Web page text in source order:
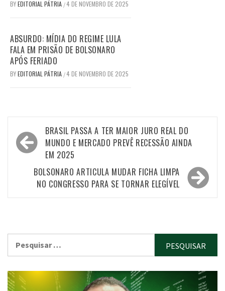
BYEDITORIAL PÁTRIA /4 DE NOVEMBRO DE 2025
ABSURDO: MÍDIA DO REGIME LULA
FALA EM PRISÃO DE BOLSONARO
APÓS FERIADO
BYEDITORIAL PÁTRIA /4 DE NOVEMBRO DE 2025
Navegação
de
Post
BRASIL PASSA A TER MAIOR JURO REAL DO
MUNDO E MERCADO PREVÊ RECESSÃO AINDA
EM 2025
BOLSONARO ARTICULA MUDAR FICHA LIMPA
NO CONGRESSO PARA SE TORNAR ELEGÍVEL
por: